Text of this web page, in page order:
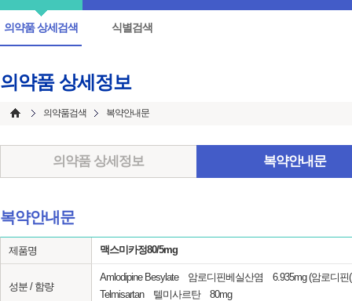
의약품 상세검색 식별검색
의약품 상세정보
의약품검색 복약안내문
의약품 상세정보 복약안내문
복약안내문
제품명 맥스미카정80/5mg
성분 / 함량
Amlodipine Besylate 암로디핀베실산염 6.935mg (암로디핀(
Telmisartan 텔미사르탄 80mg